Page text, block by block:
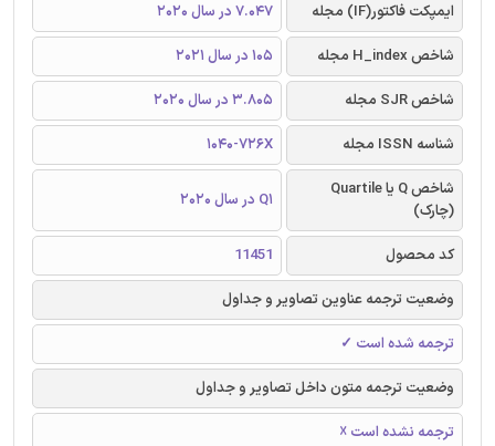
ایمپکت فاکتور(IF) مجله
7.047 در سال 2020
شاخص H_index مجله
105 در سال 2021
شاخص SJR مجله
3.805 در سال 2020
شناسه ISSN مجله
1040-726X
شاخص Q یا Quartile
(چارک)
Q1 در سال 2020
کد محصول
11451
وضعیت ترجمه عناوین تصاویر و جداول
ترجمه شده است ✓
وضعیت ترجمه متون داخل تصاویر و جداول
ترجمه نشده است ☓